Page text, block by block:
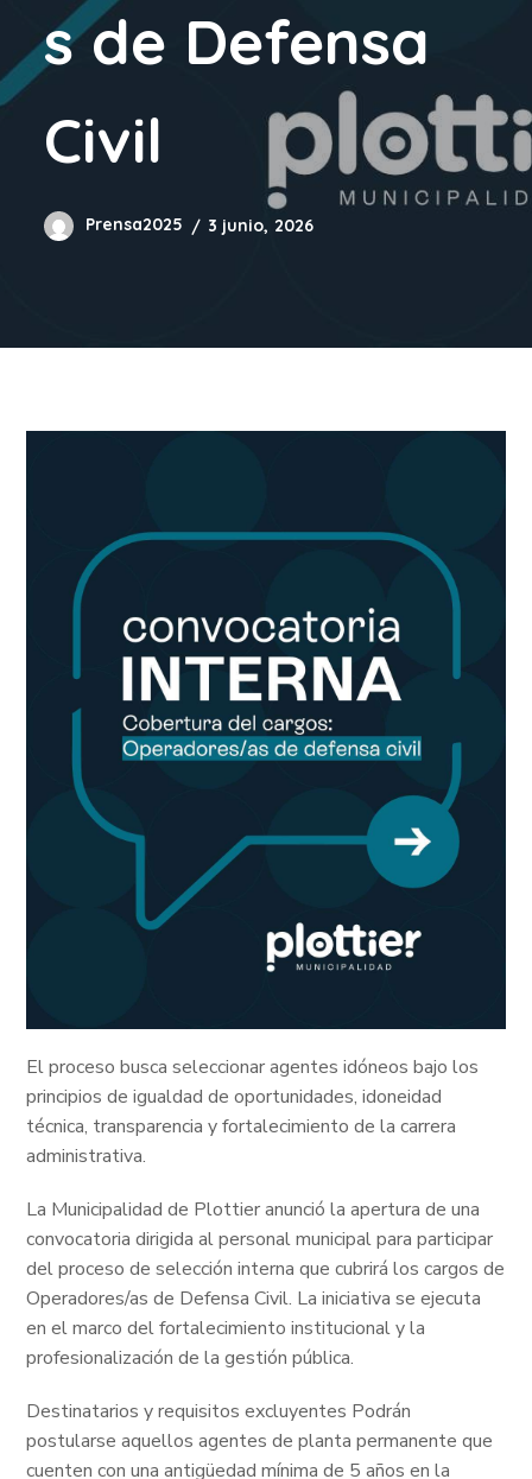
s de Defensa
Civil
Prensa2025 3 junio, 2026
El proceso busca seleccionar agentes idóneos bajo los
principios de igualdad de oportunidades, idoneidad
técnica, transparencia y fortalecimiento de la carrera
administrativa.
La Municipalidad de Plottier anunció la apertura de una
convocatoria dirigida al personal municipal para participar
del proceso de selección interna que cubrirá los cargos de
Operadores/as de Defensa Civil. La iniciativa se ejecuta
en el marco del fortalecimiento institucional y la
profesionalización de la gestión pública.
Destinatarios y requisitos excluyentes Podrán
postularse aquellos agentes de planta permanente que
cuenten con una antigüedad mínima de 5 años en la